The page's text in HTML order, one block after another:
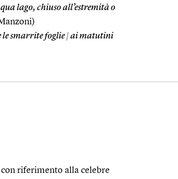
lago, chiuso all’estremità o
le smarrite foglie|ai matutini
riferimento alla celebre